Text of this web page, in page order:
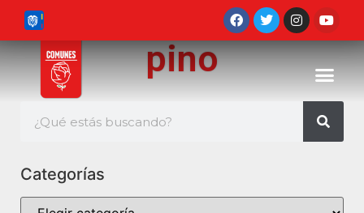
pino
Categorías